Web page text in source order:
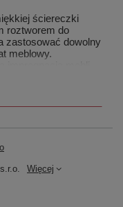
ściereczki
roztworem do
zastosować dowolny
meblowy.
się
na
Więcej